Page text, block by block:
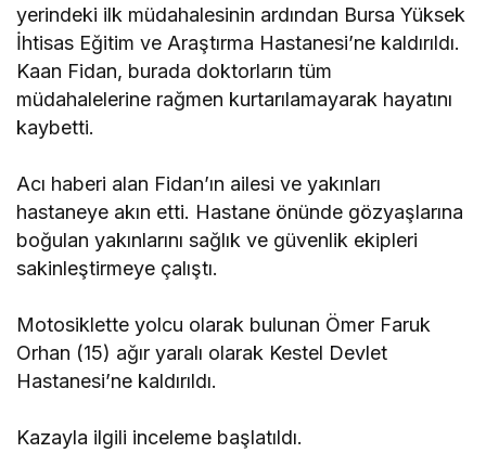
yerindeki ilk müdahalesinin ardından Bursa Yüksek
İhtisas Eğitim ve Araştırma Hastanesi’ne kaldırıldı.
Kaan Fidan, burada doktorların tüm
müdahalelerine rağmen kurtarılamayarak hayatını
kaybetti.
Acı haberi alan Fidan’ın ailesi ve yakınları
hastaneye akın etti. Hastane önünde gözyaşlarına
boğulan yakınlarını sağlık ve güvenlik ekipleri
sakinleştirmeye çalıştı.
Motosiklette yolcu olarak bulunan Ömer Faruk
Orhan (15) ağır yaralı olarak Kestel Devlet
Hastanesi’ne kaldırıldı.
Kazayla ilgili inceleme başlatıldı.